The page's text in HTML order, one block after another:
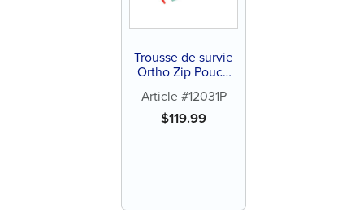
Trousse de survie
Ortho Zip Pouch
Article #12031P
$119.99